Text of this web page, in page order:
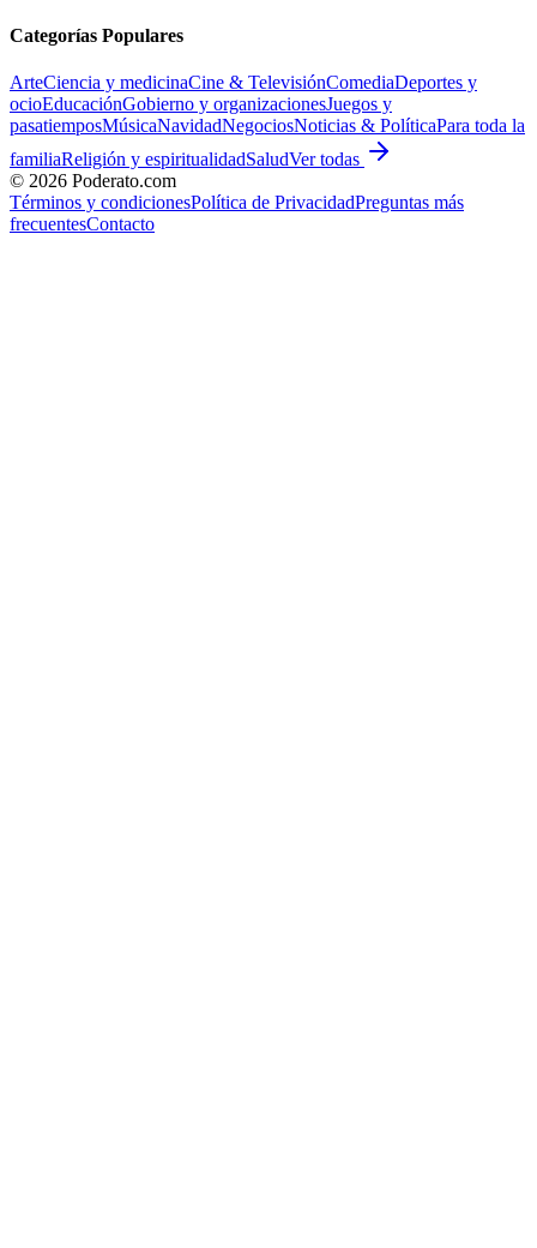
Categorías Populares
ArteCiencia y medicinaCine & TelevisiónComediaDeportes y
ocioEducaciónGobierno y organizacionesJuegos y
pasatiemposMúsicaNavidadNegociosNoticias & PolíticaPara toda la
familiaReligión y espiritualidadSaludVer todas
© 2026 Poderato.com
Términos y condicionesPolítica de PrivacidadPreguntas más
frecuentesContacto